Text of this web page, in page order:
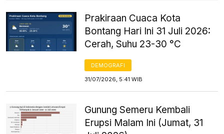
Prakiraan Cuaca Kota
Bontang Hari Ini 31 Juli 2026:
Cerah, Suhu 23-30 °C
DEMOGRAFI
31/07/2026, 5:41 WIB
Gunung Semeru Kembali
Erupsi Malam Ini (Jumat, 31